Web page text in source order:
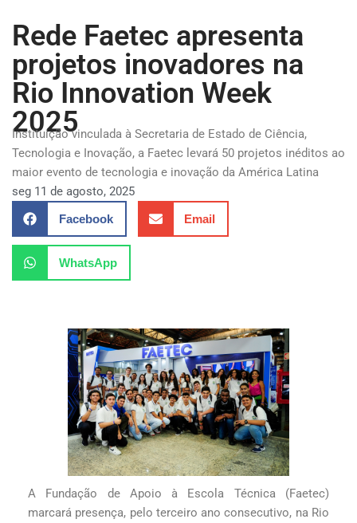
Rede Faetec apresenta
projetos inovadores na
Rio Innovation Week
2025
Instituição vinculada à Secretaria de Estado de Ciência,
Tecnologia e Inovação, a Faetec levará 50 projetos inéditos ao
maior evento de tecnologia e inovação da América Latina
seg 11 de agosto, 2025
Facebook Email
WhatsApp
A Fundação de Apoio à Escola Técnica (Faetec)
marcará presença, pelo terceiro ano consecutivo, na Rio